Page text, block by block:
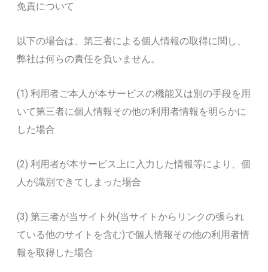
免責について
以下の場合は、第三者による個人情報の取得に関し、
弊社は何らの責任を負いません。
(1) 利用者ご本人が本サービスの機能又は別の手段を用
いて第三者に個人情報その他の利用者情報を明らかに
した場合
(2) 利用者が本サービス上に入力した情報等により、個
人が識別できてしまった場合
(3) 第三者が当サイト外(当サイトからリンクの張られ
ている他のサイトを含む)で個人情報その他の利用者情
報を取得した場合